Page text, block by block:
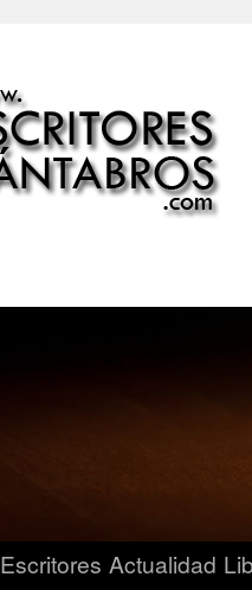
Escritores Actualidad